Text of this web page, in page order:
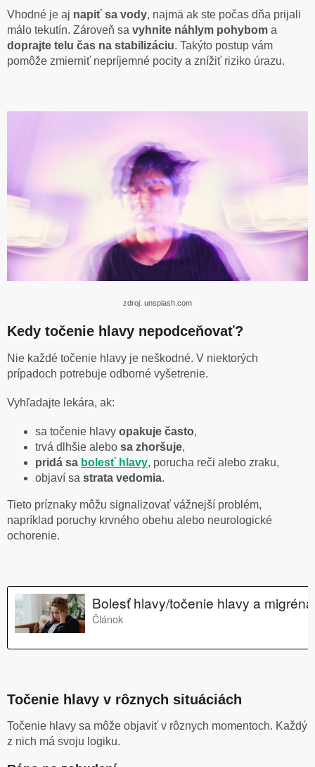
Vhodné je aj napiť sa vody, najmä ak ste počas dňa prijali
málo tekutín. Zároveň sa vyhnite náhlym pohybom a
doprajte telu čas na stabilizáciu. Takýto postup vám
pomôže zmierniť nepríjemné pocity a znížiť riziko úrazu.
zdroj: unsplash.com
Kedy točenie hlavy nepodceňovať?
Nie každé točenie hlavy je neškodné. V niektorých
prípadoch potrebuje odborné vyšetrenie.
Vyhľadajte lekára, ak:
sa točenie hlavy opakuje často,
trvá dlhšie alebo sa zhoršuje,
pridá sa bolesť hlavy, porucha reči alebo zraku,
objaví sa strata vedomia.
Tieto príznaky môžu signalizovať vážnejší problém,
napríklad poruchy krvného obehu alebo neurologické
ochorenie.
Točenie hlavy v rôznych situáciách
Točenie hlavy sa môže objaviť v rôznych momentoch. Každý
z nich má svoju logiku.